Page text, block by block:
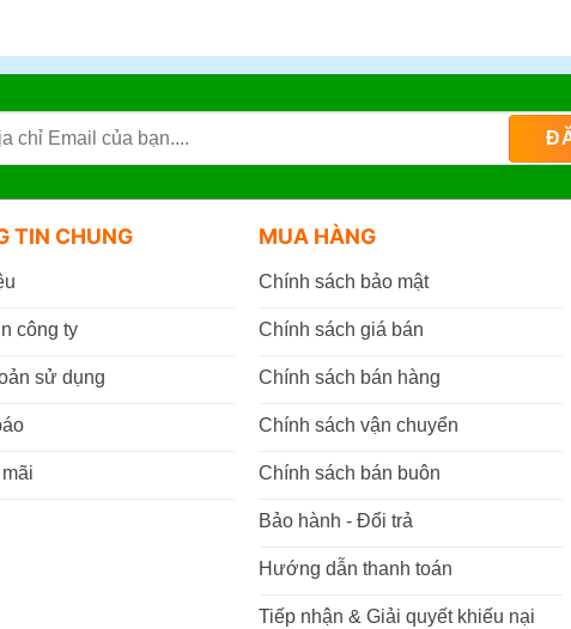
TIN CHUNG
công ty
sử dụng
MUA HÀNG
Chính sách bảo mật
Chính sách giá bán
Chính sách bán hàng
Chính sách vận chuyển
Chính sách bán buôn
Bảo hành - Đổi trả
Hướng dẫn thanh toán
Tiếp nhận & Giải quyết khiếu nại